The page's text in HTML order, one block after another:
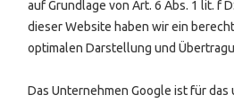
auf Grundlage von Art. 6 Abs. 1 lit. f
dieser Website haben wir ein
optimalen Darstellung und
Das Unternehmen Google ist für das